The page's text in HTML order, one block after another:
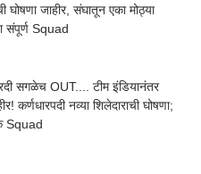
घोषणा जाहीर, संघातून एका मोठ्या
संपूर्ण Squad
सगळेच OUT.... टीम इंडियानंतर
कर्णधारपदी नव्या शिलेदाराची घोषणा;
Squad